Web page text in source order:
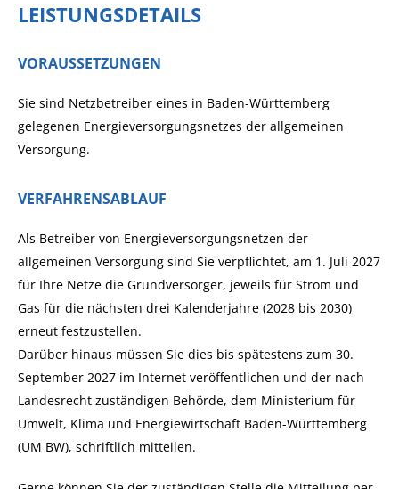
LEISTUNGSDETAILS
VORAUSSETZUNGEN
Sie sind Netzbetreiber eines in Baden-Württemberg
gelegenen Energieversorgungsnetzes der allgemeinen
Versorgung.
VERFAHRENSABLAUF
Als Betreiber von Energieversorgungsnetzen der
allgemeinen Versorgung sind Sie verpflichtet, am 1. Juli 2027
für Ihre Netze die Grundversorger, jeweils für Strom und
Gas für die nächsten drei Kalenderjahre (2028 bis 2030)
erneut festzustellen.
Darüber hinaus müssen Sie dies bis spätestens zum 30.
September 2027 im Internet veröffentlichen und der nach
Landesrecht zuständigen Behörde, dem Ministerium für
Umwelt, Klima und Energiewirtschaft Baden-Württemberg
(UM BW), schriftlich mitteilen.